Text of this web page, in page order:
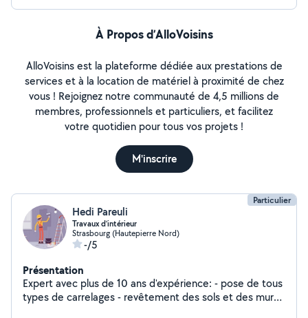
À Propos d’AlloVoisins
AlloVoisins est la plateforme dédiée aux prestations de
services et à la location de matériel à proximité de chez
vous ! Rejoignez notre communauté de 4,5 millions de
membres, professionnels et particuliers, et facilitez
votre quotidien pour tous vos projets !
M'inscrire
Particulier
Hedi Pareuli
Travaux d’intérieur
Strasbourg (Hautepierre Nord)
-/5
Présentation
Expert avec plus de 10 ans d'expérience: - pose de tous
types de carrelages - revêtement des sols et des murs -